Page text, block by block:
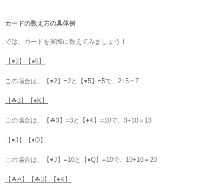
カードの数え方の具体例
では、カードを実際に数えてみましょう！
【♥2】【♠5】
この場合は、【♥2】=2と【♥5】=5で、2+5＝7
【☘3】【♦K】
この場合は、【☘3】=3と【♦K】=10で、3+10＝13
【♥J】【♦Q】
この場合は、【♥J】=10と【♦Q】=10で、10+10＝20
【☘A】【☘3】【♦K】